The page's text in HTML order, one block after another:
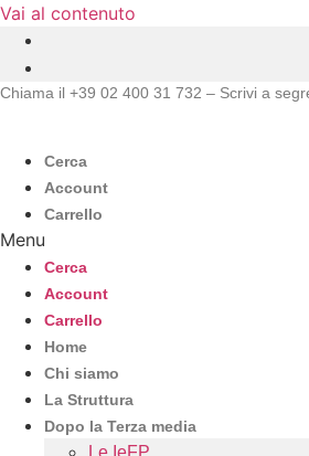
Vai al contenuto
Chiama il +39 02 400 31 732 – Scrivi a
Cerca
Account
Carrello
Menu
Cerca
Account
Carrello
Home
Chi siamo
La Struttura
Dopo la Terza media